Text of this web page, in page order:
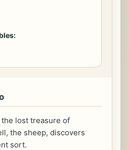
lost treasure of
the sheep, discovers
sort.